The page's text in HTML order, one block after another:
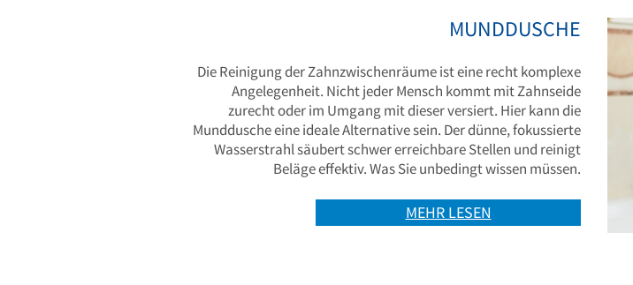
MUNDDUSCHE
Die Reinigung der Zahnzwischenräume ist eine recht komplexe
Angelegenheit. Nicht jeder Mensch kommt mit Zahnseide
zurecht oder im Umgang mit dieser versiert. Hier kann die
Munddusche eine ideale Alternative sein. Der dünne, fokussierte
Wasserstrahl säubert schwer erreichbare Stellen und reinigt
Beläge effektiv. Was Sie unbedingt wissen müssen.
MEHR LESEN